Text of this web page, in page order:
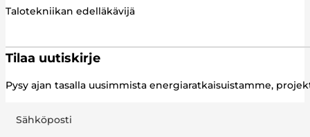
Talotekniikan edelläkävijä
Tilaa uutiskirje
Pysy ajan tasalla uusimmista energiaratkaisuistamme,